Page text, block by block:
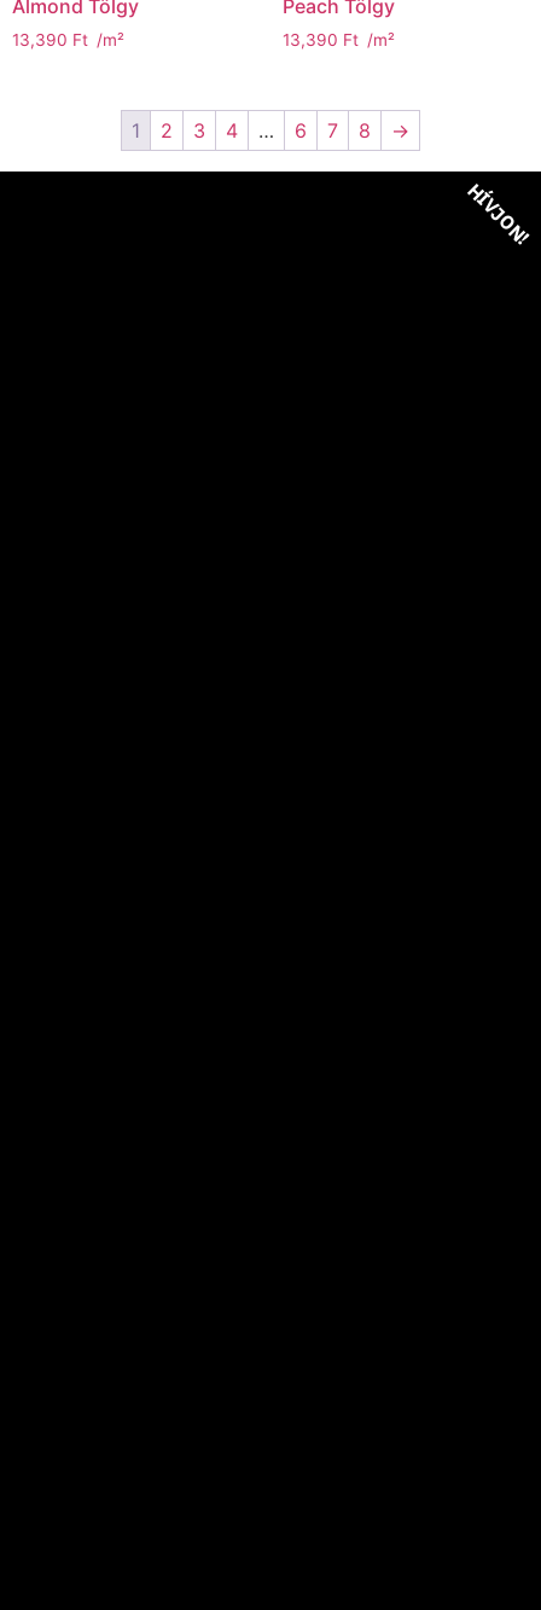
Almond Tölgy
13,390 Ft /m²
Peach Tölgy
13,390 Ft /m²
1 2 3 4 … 6 7 8 →
HÍVJON!